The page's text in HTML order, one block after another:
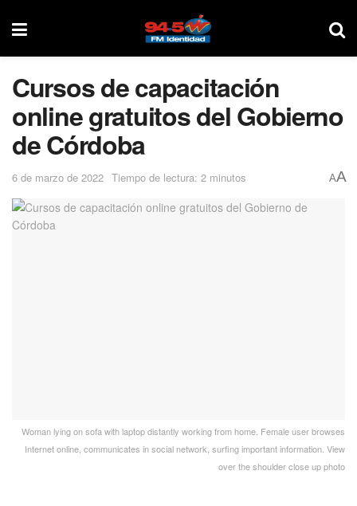
Cursos de capacitación
online gratuitos del Gobierno
de Córdoba
6 de marzo de 2022 Tiempo de lectura: 2 minutos AA
Woman lying on sofa with laptop distantly working from home. Female user browses
Internet online, communicates in social network, surfing important information. View
over the shoulder close up photo